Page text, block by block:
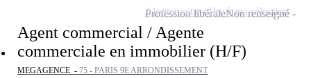
Agent commercial / Agente
commerciale en immobilier (H/F)
MEGAGENCE - 75 - PARIS 9E ARRONDISSEMENT
Profession libéraleNon renseigné
Ajouter cette offre à ma sélection